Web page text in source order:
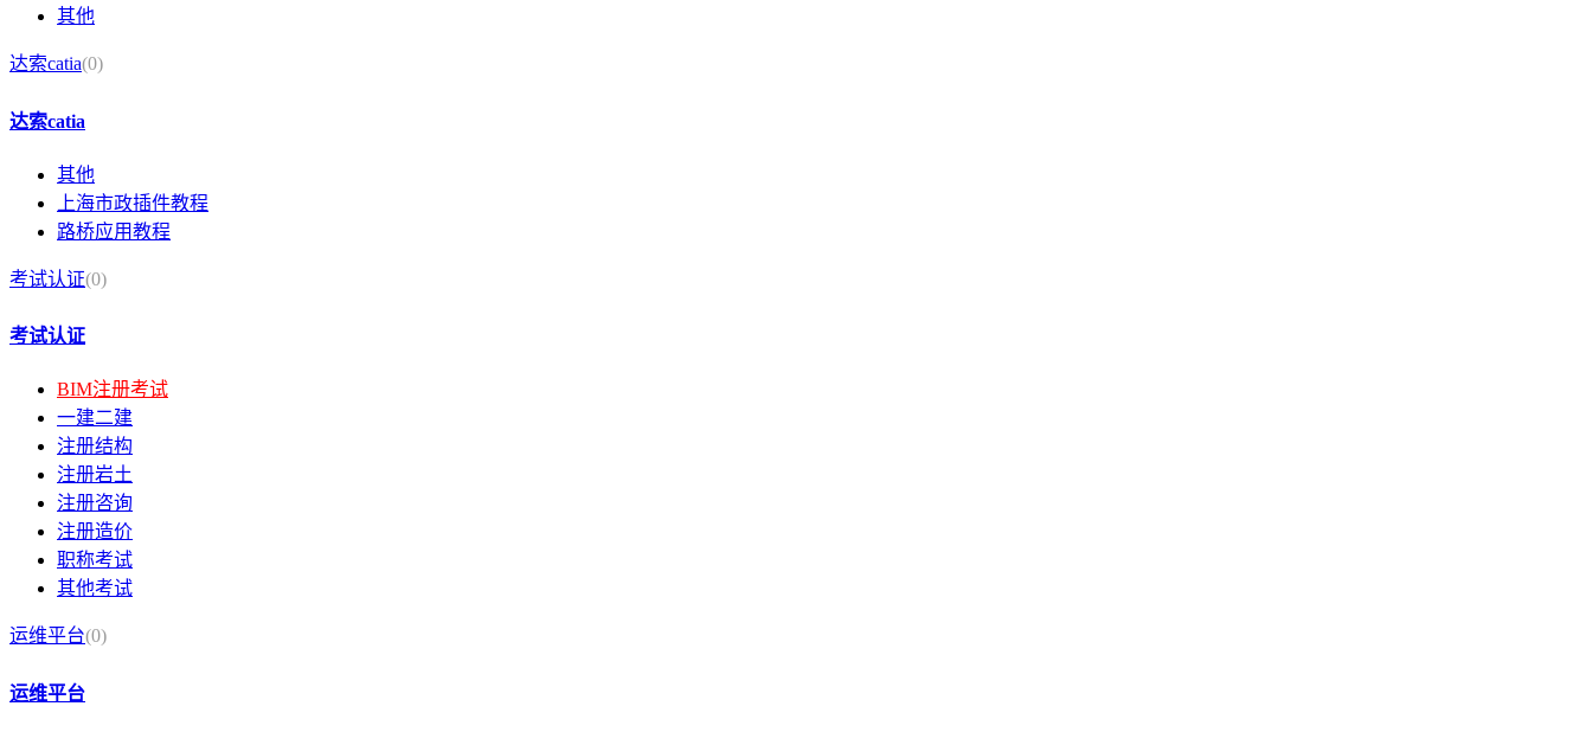
其他
达索catia(0)
达索catia
其他
上海市政插件教程
路桥应用教程
考试认证(0)
考试认证
BIM注册考试
一建二建
注册结构
注册岩土
注册咨询
注册造价
职称考试
其他考试
运维平台(0)
运维平台